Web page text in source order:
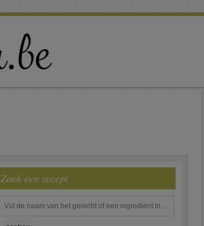
Zoek een recept